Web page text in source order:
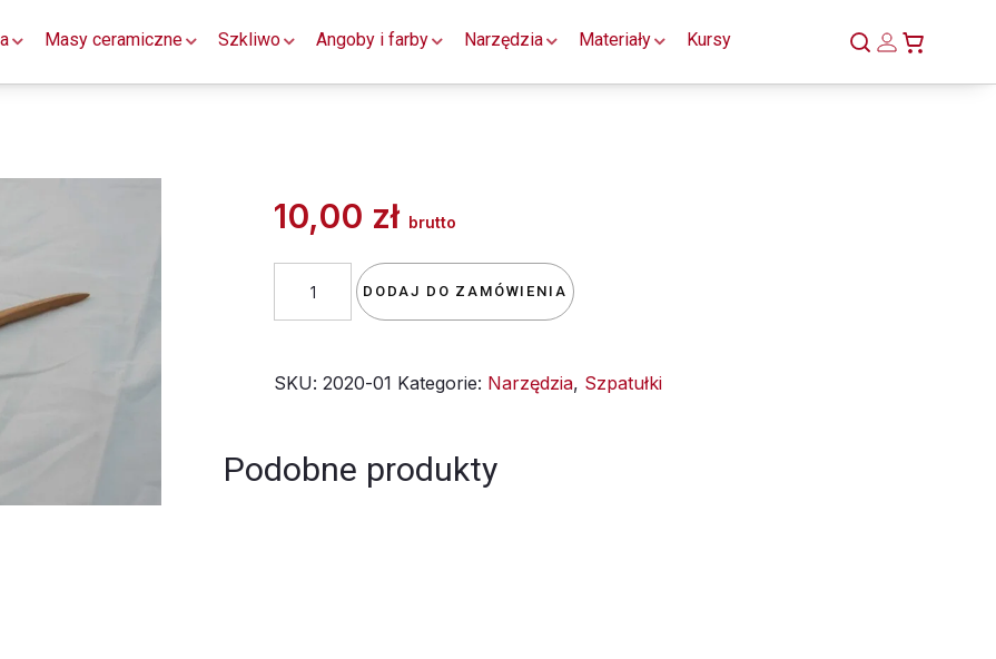
Masy ceramiczne Szkliwo Angoby i farby Narzędzia Materiały Kursy
10,00 zł brutto
szpatułka
DODAJ DO ZAMÓWIENIA
SKU: 2020-01 Kategorie: Narzędzia, Szpatułki
Podobne produkty